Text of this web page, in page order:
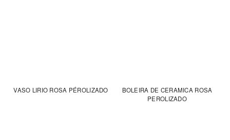
VASO LIRIO ROSA PÉROLIZADO
BOLEIRA DE CERAMICA ROSA
PEROLIZADO